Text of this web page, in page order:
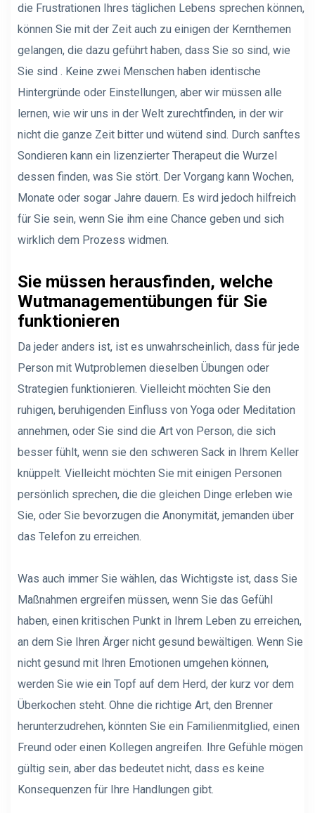
die Frustrationen Ihres täglichen Lebens sprechen können,
können Sie mit der Zeit auch zu einigen der Kernthemen
gelangen, die dazu geführt haben, dass Sie so sind, wie
Sie sind . Keine zwei Menschen haben identische
Hintergründe oder Einstellungen, aber wir müssen alle
lernen, wie wir uns in der Welt zurechtfinden, in der wir
nicht die ganze Zeit bitter und wütend sind. Durch sanftes
Sondieren kann ein lizenzierter Therapeut die Wurzel
dessen finden, was Sie stört. Der Vorgang kann Wochen,
Monate oder sogar Jahre dauern. Es wird jedoch hilfreich
für Sie sein, wenn Sie ihm eine Chance geben und sich
wirklich dem Prozess widmen.
Sie müssen herausfinden, welche
Wutmanagementübungen für Sie
funktionieren
Da jeder anders ist, ist es unwahrscheinlich, dass für jede
Person mit Wutproblemen dieselben Übungen oder
Strategien funktionieren. Vielleicht möchten Sie den
ruhigen, beruhigenden Einfluss von Yoga oder Meditation
annehmen, oder Sie sind die Art von Person, die sich
besser fühlt, wenn sie den schweren Sack in Ihrem Keller
knüppelt. Vielleicht möchten Sie mit einigen Personen
persönlich sprechen, die die gleichen Dinge erleben wie
Sie, oder Sie bevorzugen die Anonymität, jemanden über
das Telefon zu erreichen.
Was auch immer Sie wählen, das Wichtigste ist, dass Sie
Maßnahmen ergreifen müssen, wenn Sie das Gefühl
haben, einen kritischen Punkt in Ihrem Leben zu erreichen,
an dem Sie Ihren Ärger nicht gesund bewältigen. Wenn Sie
nicht gesund mit Ihren Emotionen umgehen können,
werden Sie wie ein Topf auf dem Herd, der kurz vor dem
Überkochen steht. Ohne die richtige Art, den Brenner
herunterzudrehen, könnten Sie ein Familienmitglied, einen
Freund oder einen Kollegen angreifen. Ihre Gefühle mögen
gültig sein, aber das bedeutet nicht, dass es keine
Konsequenzen für Ihre Handlungen gibt.